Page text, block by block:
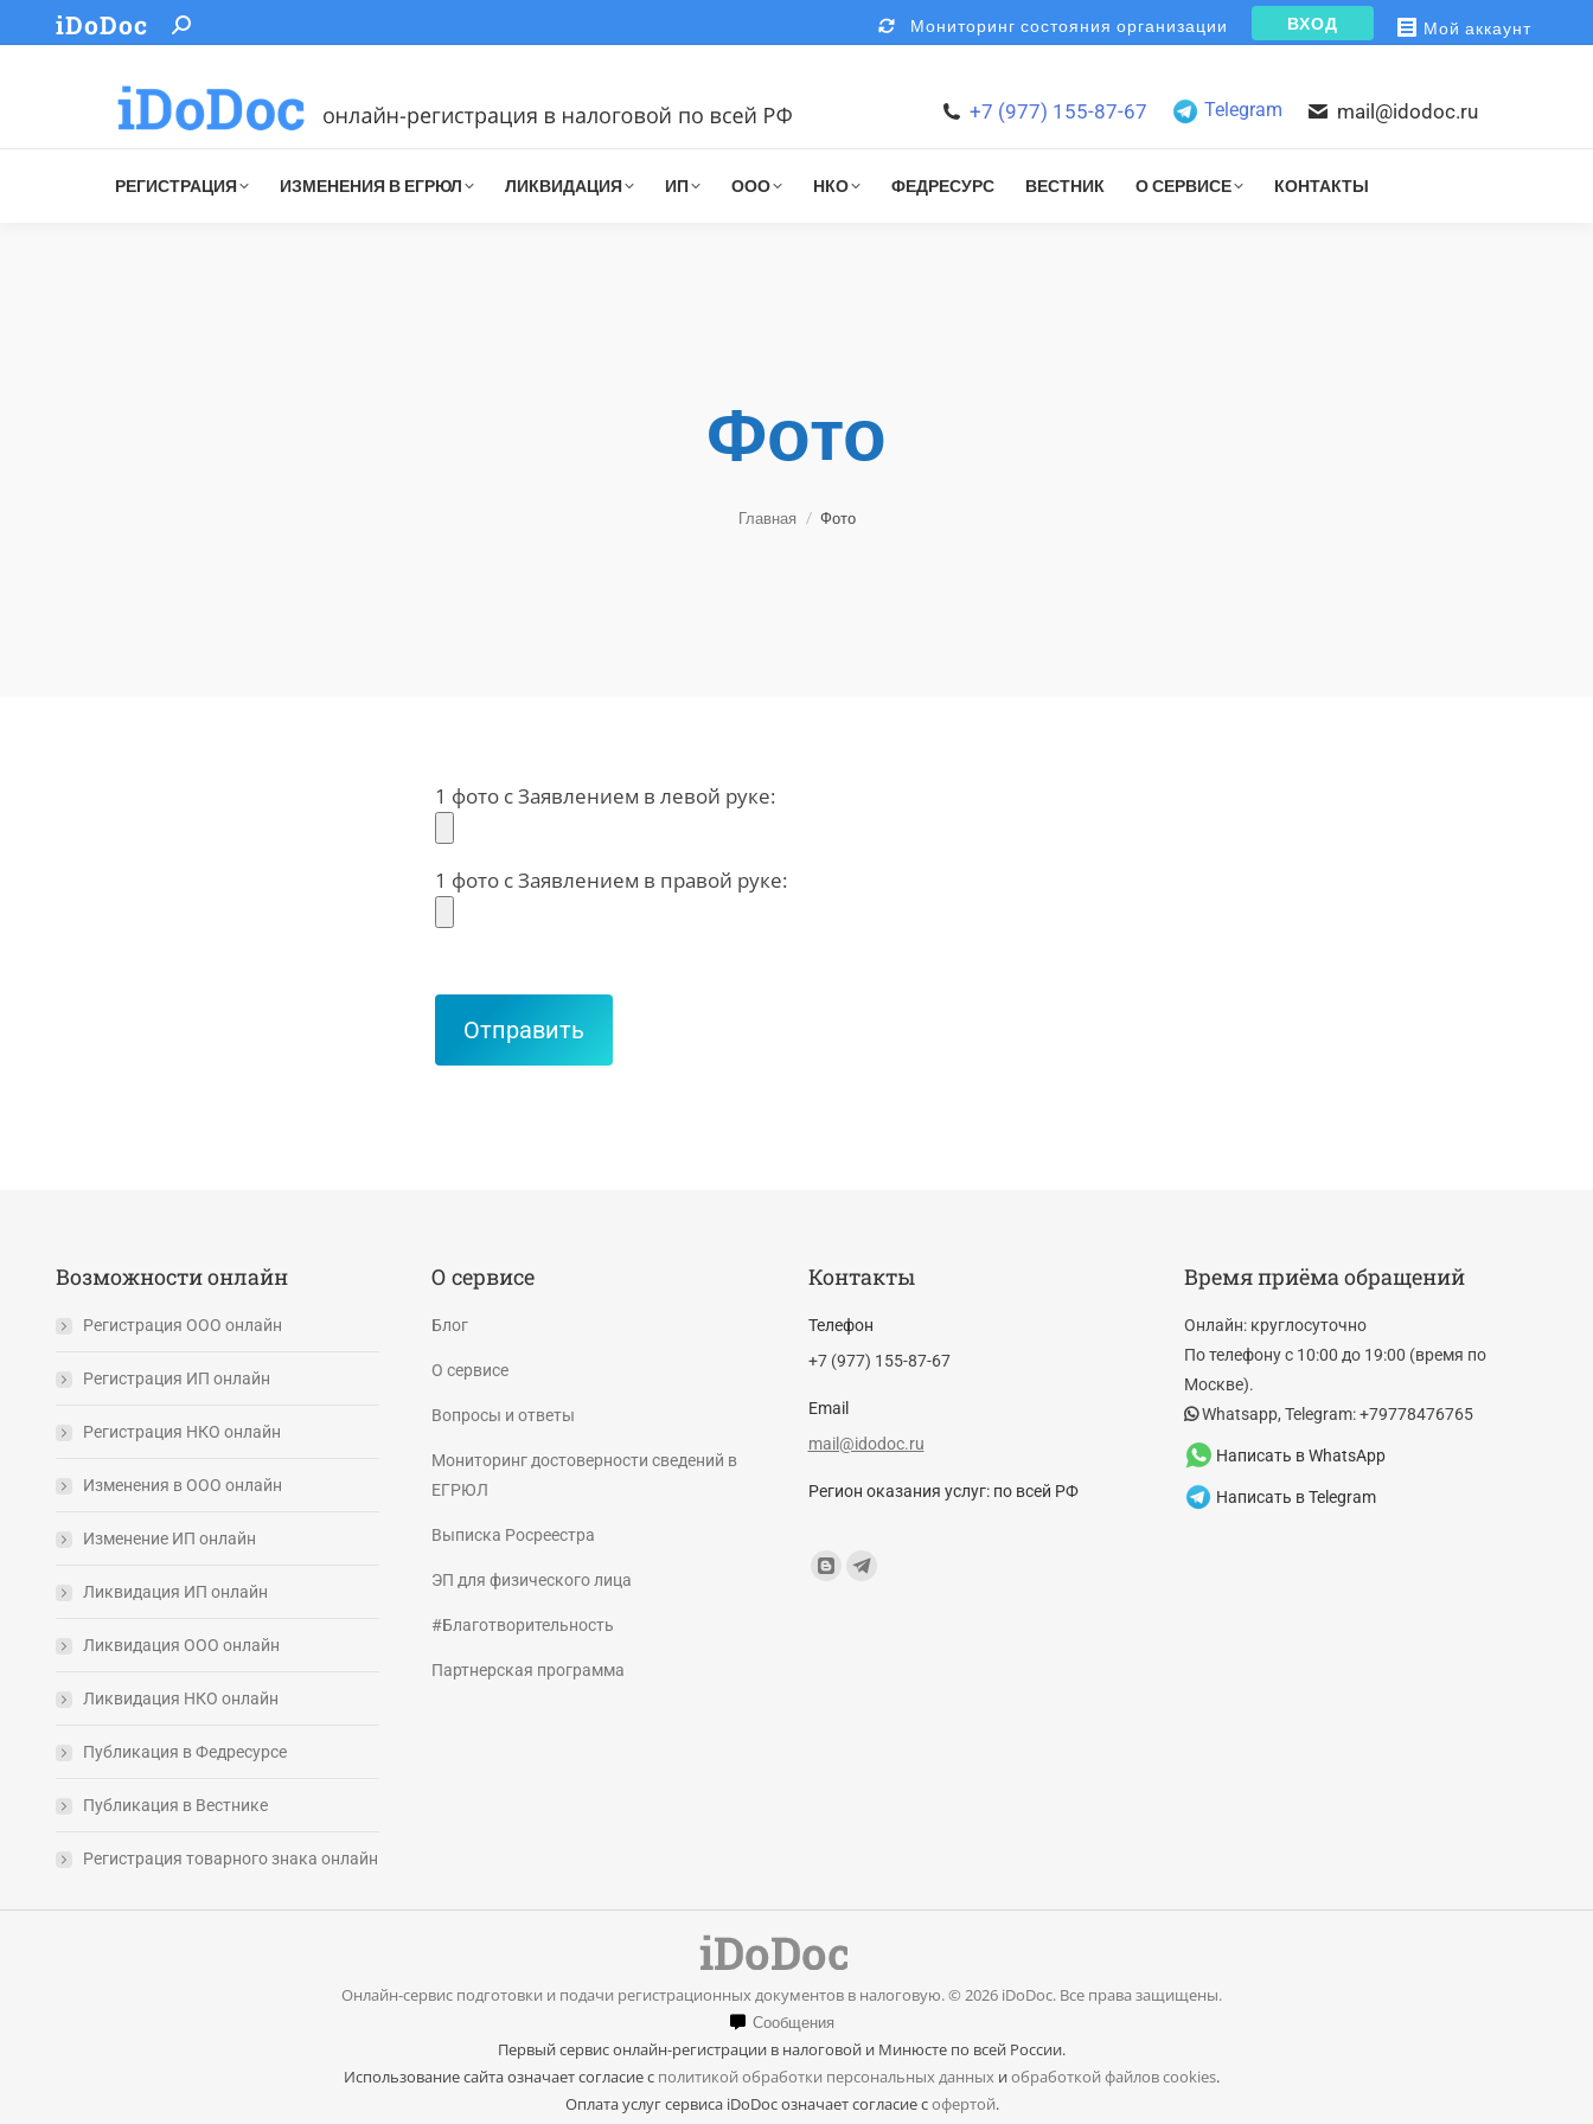
iDoDoc Search: Мониторинг состояния организации ВХОД Мой аккаунт
+7 (977) 155-87-67 Telegram mail@idodoc.ru
РЕГИСТРАЦИЯ ИЗМЕНЕНИЯ В ЕГРЮЛ ЛИКВИДАЦИЯ ИП ООО НКО ФЕДРЕСУРС ВЕСТНИК О СЕРВИСЕ КОНТАКТЫ
Фото
Главная Фото
1 фото с Заявлением в левой руке:
1 фото с Заявлением в правой руке:
Возможности онлайн
Регистрация ООО онлайн
Регистрация ИП онлайн
Регистрация НКО онлайн
Изменения в ООО онлайн
Изменение ИП онлайн
Ликвидация ИП онлайн
Ликвидация ООО онлайн
Ликвидация НКО онлайн
Публикация в Федресурсе
Публикация в Вестнике
Регистрация товарного знака онлайн
О сервисе
Блог
О сервисе
Вопросы и ответы
Мониторинг достоверности сведений в
ЕГРЮЛ
Выписка Росреестра
ЭП для физического лица
#Благотворительность
Партнерская программа
Контакты
Телефон
+7 (977) 155-87-67
Email
mail@idodoc.ru
Регион оказания услуг: по всей РФ
Find us on:
BloggerTelegram
Время приёма обращений
Онлайн: круглосуточно
По телефону с 10:00 до 19:00 (время по
Москве).
Whatsapp, Telegram: +79778476765
Написать в WhatsApp
Написать в Telegram
Онлайн-сервис подготовки и подачи регистрационных документов в налоговую. © 2026 iDoDoc. Все права защищены.
Сообщения
Первый сервис онлайн-регистрации в налоговой и Минюсте по всей России.
Использование сайта означает согласие с политикой обработки персональных данных иобработкой файлов cookies.
Оплата услуг сервиса iDoDoc означает согласие софертой.